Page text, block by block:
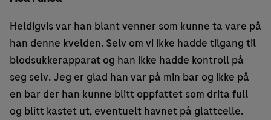
Heldigvis var han blant venner som kunne ta vare på
han denne kvelden. Selv om vi ikke hadde tilgang til
blodsukkerapparat og han ikke hadde kontroll på
seg selv. Jeg er glad han var på min bar og ikke på
en bar der han kunne blitt oppfattet som drita full
og blitt kastet ut, eventuelt havnet på glattcelle.